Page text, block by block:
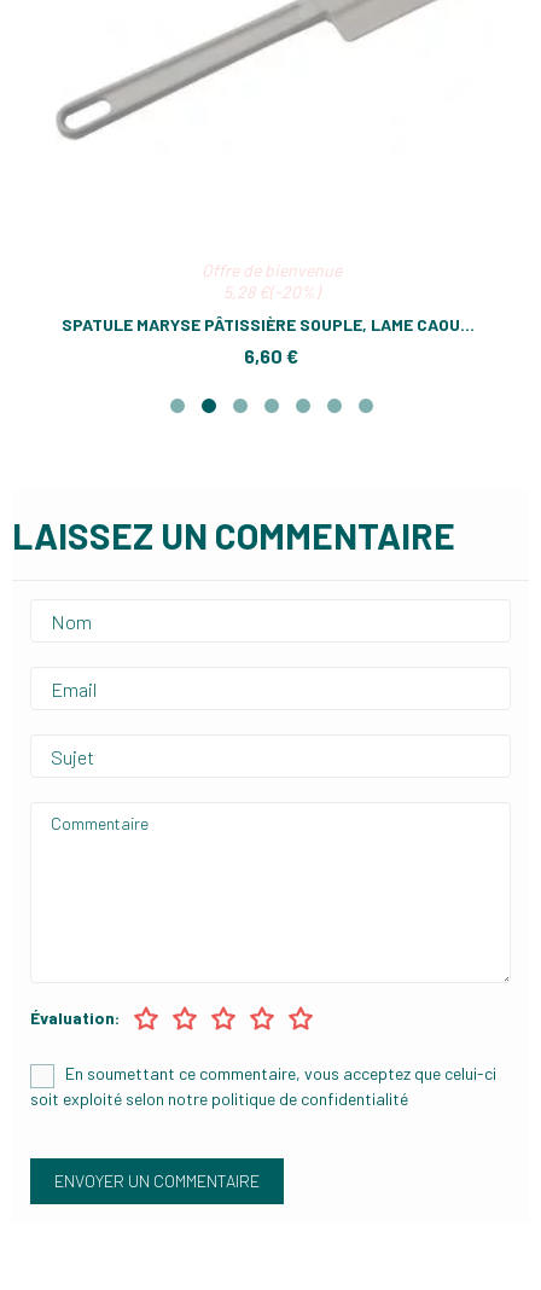
Offre de bienvenue
5,28 €(-20%)
SPATULE MARYSE PÂTISSIÈRE SOUPLE, LAME CAOUTCHOUC SURMOULÉE
6,60 €
LAISSEZ UN COMMENTAIRE
Évaluation:
En soumettant ce commentaire, vous acceptez que celui-ci
soit exploité selon notre politique de confidentialité